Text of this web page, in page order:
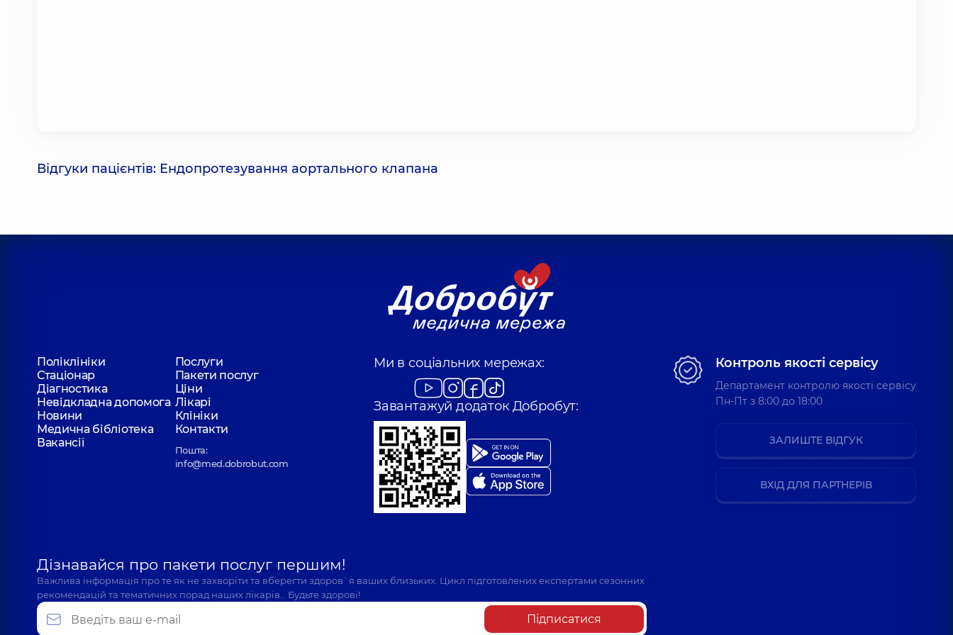
Відгуки пацієнтів: Ендопротезування аортального клапана
Поліклініки
Послуги
Стаціонар
Пакети послуг
Діагностика
Ціни
Невідкладна допомога Лікарі
Новини
Клініки
Медична бібліотека
Контакти
Вакансії
Пошта:
info@med.dobrobut.com
Ми в соціальних мережах:
Завантажуй додаток Добробут:
Дізнавайся про пакети послуг першим!
Важлива інформація про те як не захворіти та вберегти здоров`я ваших близьких. Цикл підготовлених експертами сезонних
рекомендацій та тематичних порад наших лікарів… Будьте здорові!
Підписатися
Контроль якості сервісу
Департамент контролю якості сервісу
Пн-Пт з 8:00 до 18:00
ЗАЛИШТЕ ВІДГУК
ВХІД ДЛЯ ПАРТНЕРІВ